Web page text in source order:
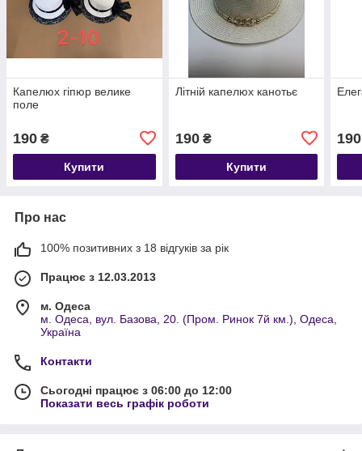
Капелюх гіпюр велике
поле
190 ₴
Купити
Літній капелюх канотьє
190₴
Купити
190
Про нас
100% позитивних з 18 відгуків за рік
Працює з 12.03.2013
м. Одеса
м. Одеса, вул. Базова, 20. (Пром. Ринок 7й км.), Одеса,
Україна
Контакти
Сьогодні працює з 06:00 до 12:00
Показати весь графік роботи